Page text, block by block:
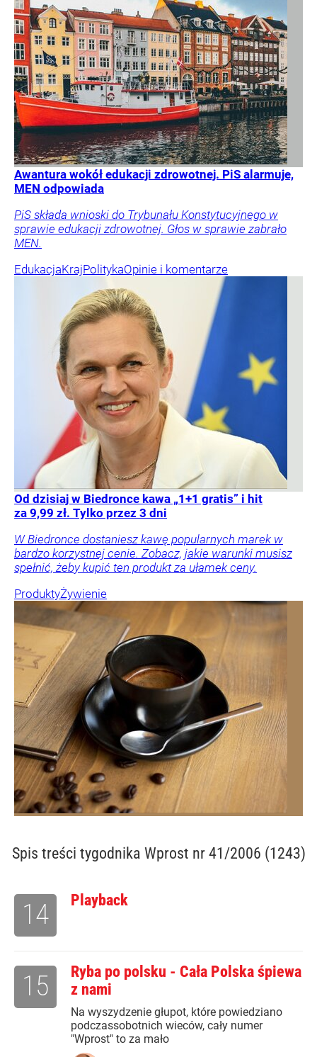
Awantura wokół edukacji zdrowotnej. PiS alarmuje,
MEN odpowiada
PiS składa wnioski do Trybunału Konstytucyjnego w
sprawie edukacji zdrowotnej. Głos w sprawie zabrało
MEN.
EdukacjaKrajPolitykaOpinie i komentarze
Od dzisiaj w Biedronce kawa „1+1 gratis” i hit
za 9,99 zł. Tylko przez 3 dni
W Biedronce dostaniesz kawę popularnych marek w
bardzo korzystnej cenie. Zobacz, jakie warunki musisz
spełnić, żeby kupić ten produkt za ułamek ceny.
ProduktyŻywienie
Spis treści tygodnika Wprost nr 41/2006 (1243)
Playback
14
Ryba po polsku - Cała Polska śpiewa
z nami
Na wyszydzenie głupot, które powiedziano
podczassobotnich wieców, cały numer
"Wprost" to za mało
15